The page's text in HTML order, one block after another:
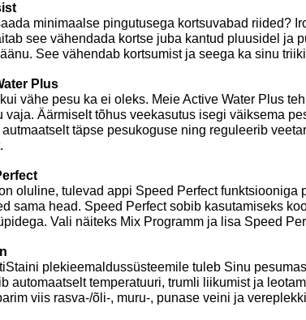
minimaalse pingutusega kortsuvabad riided?
see vähendada kortse juba kantud pluusidel ja
See vähendab kortsumist ja seega ka sinu
Plus
vähe pesu ka ei oleks. Meie Active Water Plus
vaja. Äärmiselt tõhus veekasutus isegi väiksema
täpse pesukoguse ning reguleerib
oluline, tulevad appi Speed Perfect
sama head. Speed Perfect sobib kasutamiseks
Vali näiteks Mix Programm ja lisa Speed
plekieemaldussüsteemile tuleb Sinu
automaatselt temperatuuri, trumli liikumist ja
viis rasva-/õli-, muru-, punase veini ja